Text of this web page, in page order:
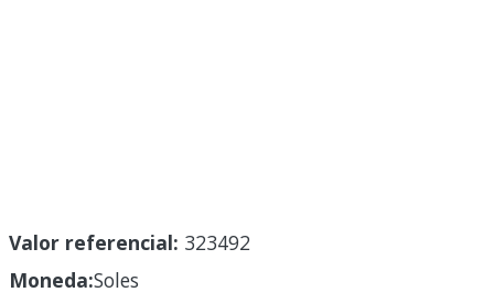
Valor referencial: 323492
Moneda:Soles